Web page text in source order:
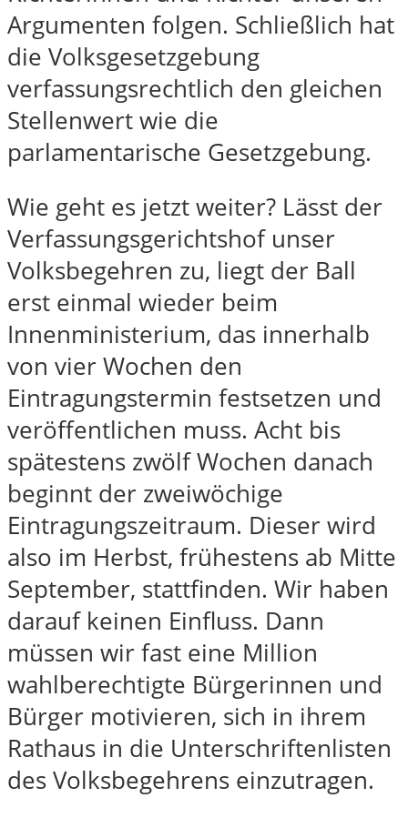
Argumenten folgen. Schließlich hat
die Volksgesetzgebung
verfassungsrechtlich den gleichen
Stellenwert wie die
parlamentarische Gesetzgebung.
Wie geht es jetzt weiter? Lässt der
Verfassungsgerichtshof unser
Volksbegehren zu, liegt der Ball
erst einmal wieder beim
Innenministerium, das innerhalb
von vier Wochen den
Eintragungstermin festsetzen und
veröffentlichen muss. Acht bis
spätestens zwölf Wochen danach
beginnt der zweiwöchige
Eintragungszeitraum. Dieser wird
also im Herbst, frühestens ab Mitte
September, stattfinden. Wir haben
darauf keinen Einfluss. Dann
müssen wir fast eine Million
wahlberechtigte Bürgerinnen und
Bürger motivieren, sich in ihrem
Rathaus in die Unterschriftenlisten
des Volksbegehrens einzutragen.